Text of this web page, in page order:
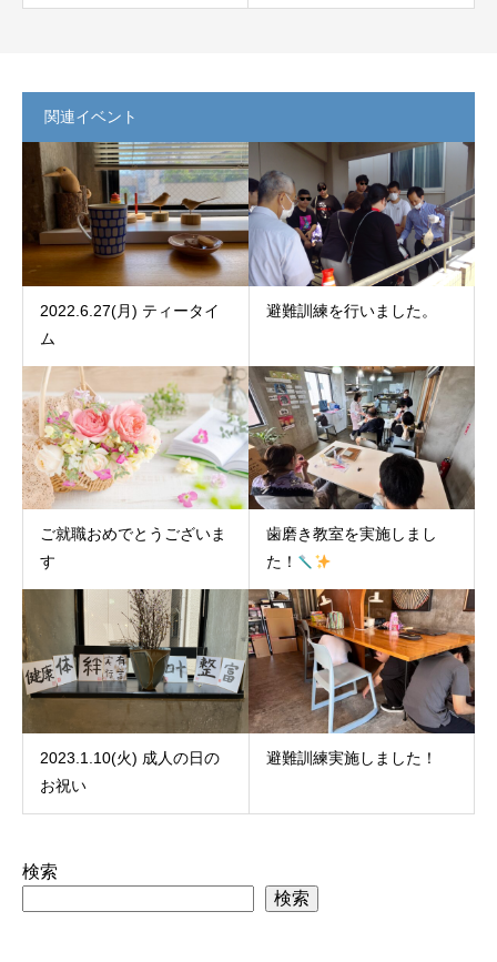
関連イベント
2022.6.27(月) ティータイ
ム
避難訓練を行いました。
ご就職おめでとうございま
す
歯磨き教室を実施しまし
た！
2023.1.10(火) 成人の日の
お祝い
避難訓練実施しました！
検索
検索